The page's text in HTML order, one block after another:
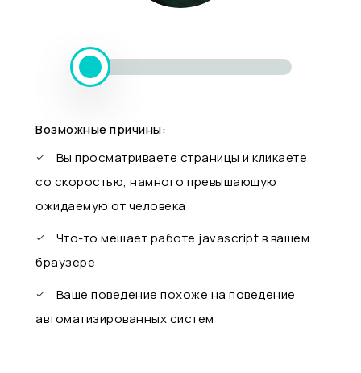
Возможные причины:
Вы просматриваете страницы и кликаете
со скоростью, намного превышающую
ожидаемую от человека
Что-то мешает работе javascript в вашем
браузере
Ваше поведение похоже на поведение
автоматизированных систем